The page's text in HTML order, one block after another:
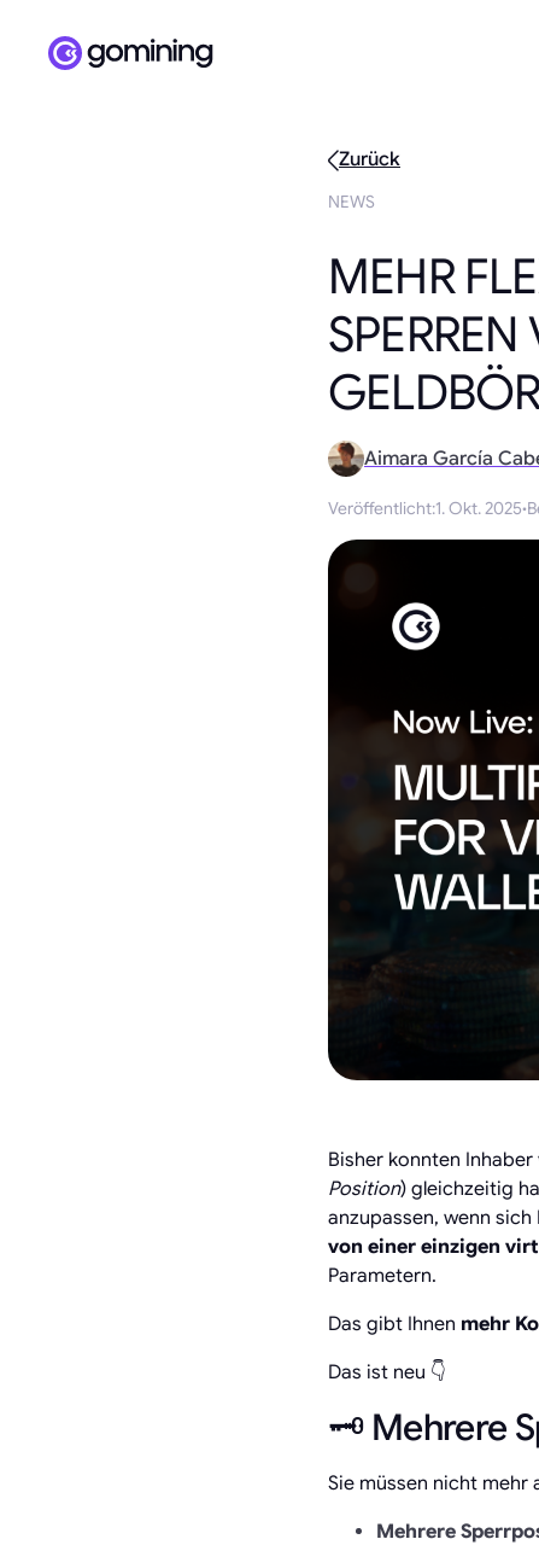
Zurück
NEWS
MEHR
Aimara García
Veröffentlicht:1. Okt. 2025·
Bisher konnten
Position) gleichzeitig
anzupassen, wenn
von einer einzigen
Parametern.
Das gibt Ihnen mehr
Das ist neu 👇
🗝️ Mehrere
Sie müssen nicht mehr
Mehrere